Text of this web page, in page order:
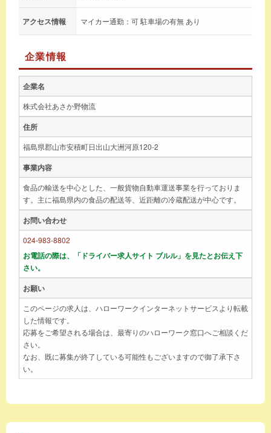
アクセス情報 マイカー通勤：可 駐車場の有無 あり
企業情報
企業名
株式会社あさか野物流
住所
福島県郡山市安積町日出山大洲河原120-2
事業内容
食品の輸送を中心とした、一般貨物自動車運送事業を行っておりま
す。主に福島県内の食品の配送等、近距離の冷蔵配送が中心です。
お問い合わせ
024-983-8802
お電話の際は、「ドライバー求人サイト ブルル」を見たとお伝え下
さい。
お願い
このページの求人は、ハローワークインターネットサービスより転載
した情報です。
応募をご希望される場合は、最寄りのハローワーク窓口へご相談くだ
さい。
なお、既に募集が終了している可能性もございますので御了承下さ
い。